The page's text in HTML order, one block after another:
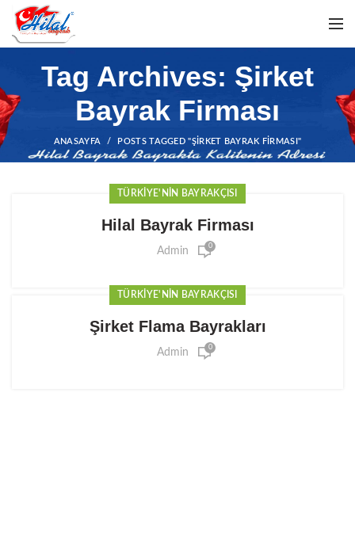
Tag Archives: Şirket
Bayrak Firması
ANASAYFA POSTS TAGGED "ŞIRKET BAYRAK FIRMASI"
TÜRKIYE'NIN BAYRAKÇISI
Hilal Bayrak Firması
Admin 0
TÜRKIYE'NIN BAYRAKÇISI
Şirket Flama Bayrakları
Admin 0